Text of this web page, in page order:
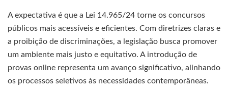
A expectativa é que a Lei 14.965/24 torne os concursos
públicos mais acessíveis e eficientes. Com diretrizes claras e
a proibição de discriminações, a legislação busca promover
um ambiente mais justo e equitativo. A introdução de
provas online representa um avanço significativo, alinhando
os processos seletivos às necessidades contemporâneas.